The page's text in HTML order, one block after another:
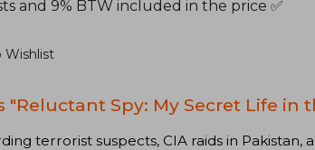
and 9% BTW included in the price ✅
Wishlist
"Reluctant Spy: My Secret Life in
terrorist suspects, CIA raids in